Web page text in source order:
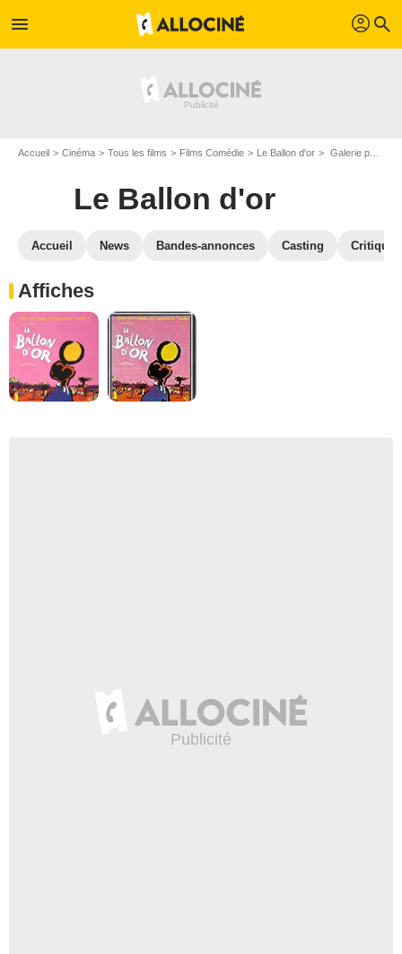
menu profil search
Accueil Cinéma Tous les films Films Comédie Le Ballon d'or Galerie photos du film Le Ballon d'or
Le Ballon d'or
Accueil News Bandes-annonces Casting
Affiches